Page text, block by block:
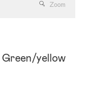
Zoom
yellow